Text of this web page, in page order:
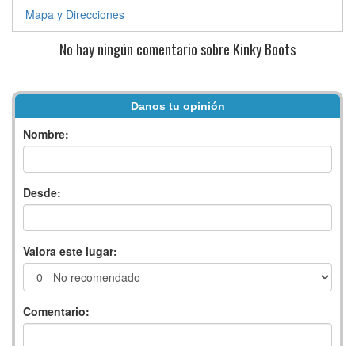
Mapa y Direcciones
No hay ningún comentario sobre Kinky Boots
Danos tu opinión
Nombre:
Desde:
Valora este lugar:
Comentario: